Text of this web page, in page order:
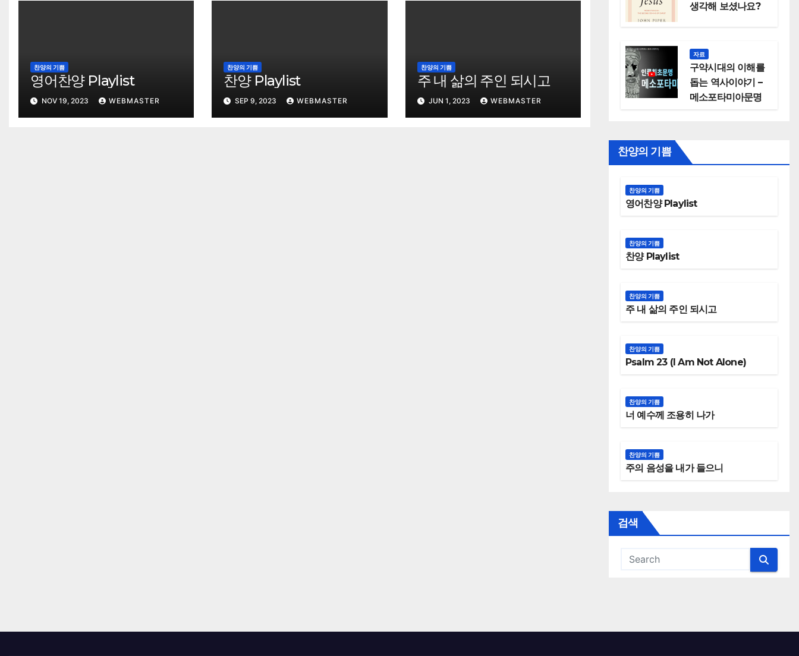
찬양의 기쁨
영어찬양 Playlist
NOV 19, 2023 WEBMASTER
찬양의 기쁨
찬양 Playlist
SEP 9, 2023 WEBMASTER
찬양의 기쁨
주 내 삶의 주인 되시고
JUN 1, 2023 WEBMASTER
생각해 보셨나요?
자료
구약시대의 이해를
돕는 역사이야기 –
메소포타미아문명
찬양의 기쁨
찬양의 기쁨
영어찬양 Playlist
찬양의 기쁨
찬양 Playlist
찬양의 기쁨
주 내 삶의 주인 되시고
찬양의 기쁨
Psalm 23 (I Am Not Alone)
찬양의 기쁨
너 예수께 조용히 나가
찬양의 기쁨
주의 음성을 내가 들으니
검색